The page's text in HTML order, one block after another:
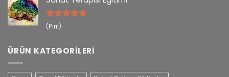
5 üzerinden
(Pırıl)
ÜRÜN KATEGORILERI